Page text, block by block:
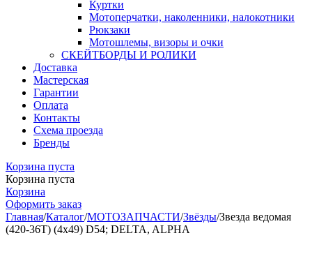
Куртки
Мотоперчатки, наколенники, налокотники
Рюкзаки
Мотошлемы, визоры и очки
СКЕЙТБОРДЫ И РОЛИКИ
Доставка
Мастерская
Гарантии
Оплата
Контакты
Схема проезда
Бренды
Корзина пуста
Корзина пуста
Корзина
Оформить заказ
Главная/Каталог/МОТОЗАПЧАСТИ/Звёзды/Звезда ведомая
(420-36T) (4x49) D54; DELTA, ALPHA